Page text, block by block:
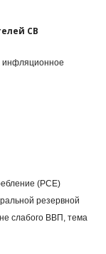
CB
инфляционное
(PCE)
резервной
слабого ВВП, тема